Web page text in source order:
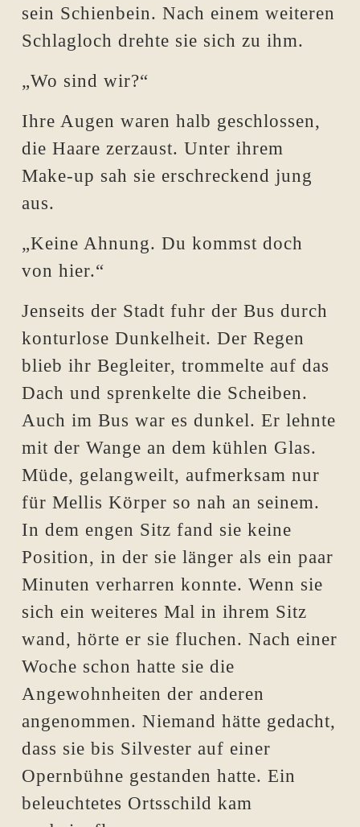
sein Schienbein. Nach einem weiteren
Schlagloch drehte sie sich zu ihm.
„Wo sind wir?“
Ihre Augen waren halb geschlossen,
die Haare zerzaust. Unter ihrem
Make-up sah sie erschreckend jung
aus.
„Keine Ahnung. Du kommst doch
von hier.“
Jenseits der Stadt fuhr der Bus durch
konturlose Dunkelheit. Der Regen
blieb ihr Begleiter, trommelte auf das
Dach und sprenkelte die Scheiben.
Auch im Bus war es dunkel. Er lehnte
mit der Wange an dem kühlen Glas.
Müde, gelangweilt, aufmerksam nur
für Mellis Körper so nah an seinem.
In dem engen Sitz fand sie keine
Position, in der sie länger als ein paar
Minuten verharren konnte. Wenn sie
sich ein weiteres Mal in ihrem Sitz
wand, hörte er sie fluchen. Nach einer
Woche schon hatte sie die
Angewohnheiten der anderen
angenommen. Niemand hätte gedacht,
dass sie bis Silvester auf einer
Opernbühne gestanden hatte. Ein
beleuchtetes Ortsschild kam